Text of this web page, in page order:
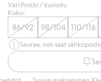
Väri:Pinkki / kuvioitu
Koko:
86/92 98/104 110/116
Seuraa, niin saat